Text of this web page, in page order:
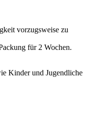
vorzugsweise zu
für 2 Wochen.
Kinder und Jugendliche